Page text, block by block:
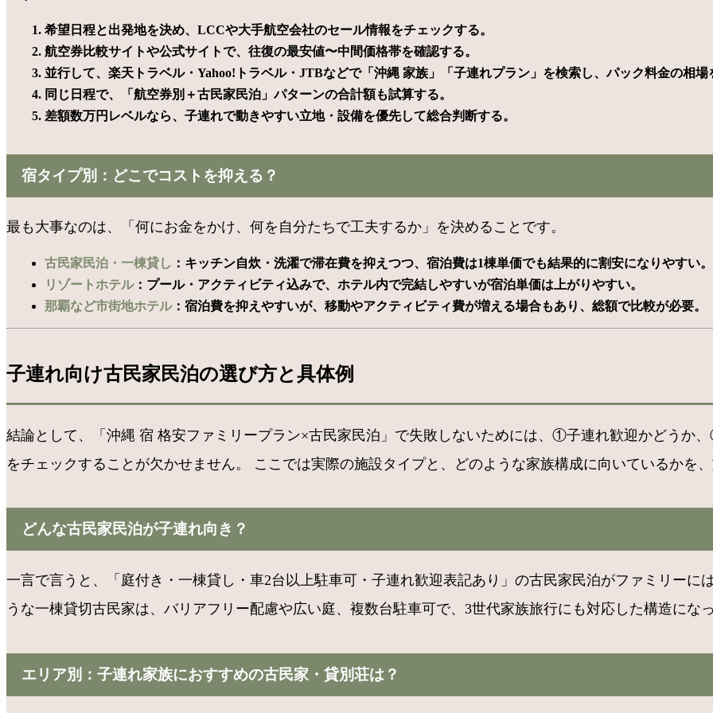
希望日程と出発地を決め、LCCや大手航空会社のセール情報をチェックする。 ​
航空券比較サイトや公式サイトで、往復の最安値〜中間価格帯を確認する。 ​
並行して、楽天トラベル・Yahoo!トラベル・JTBなどで「沖縄 家族」「子連れプラン」を検索し、パック料金の相場
同じ日程で、「航空券別＋古民家民泊」パターンの合計額も試算する。 ​
差額数万円レベルなら、子連れで動きやすい立地・設備を優先して総合判断する。
宿タイプ別：どこでコストを抑える？
最も大事なのは、「何にお金をかけ、何を自分たちで工夫するか」を決めることです。
古民家民泊・一棟貸し ：キッチン自炊・洗濯で滞在費を抑えつつ、宿泊費は1棟単価でも結果的に割安になりやすい。 ​
リゾートホテル：プール・アクティビティ込みで、ホテル内で完結しやすいが宿泊単価は上がりやすい。 ​
那覇など市街地ホテル：宿泊費を抑えやすいが、移動やアクティビティ費が増える場合もあり、総額で比較が必要。
子連れ向け古民家民泊の選び方と具体例
結論として、「沖縄 宿 格安ファミリープラン×古民家民泊」で失敗しないためには、①子連れ歓迎かどう
をチェックすることが欠かせません。 ここでは実際の施設タイプと、どのような家族構成に向いているかを
どんな古民家民泊が子連れ向き？
一言で言うと、「庭付き・一棟貸し・車2台以上駐車可・子連れ歓迎表記あり」の古民家民泊がファミリーに
うな一棟貸切古民家は、バリアフリー配慮や広い庭、複数台駐車可で、3世代家族旅行にも対応した構造になっ
エリア別：子連れ家族におすすめの古民家・貸別荘は？